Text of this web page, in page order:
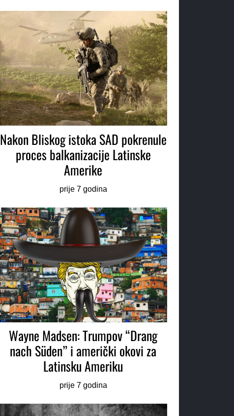
Nakon Bliskog istoka SAD pokrenule
proces balkanizacije Latinske
Amerike
prije 7 godina
Wayne Madsen: Trumpov “Drang
nach Süden” i američki okovi za
Latinsku Ameriku
prije 7 godina